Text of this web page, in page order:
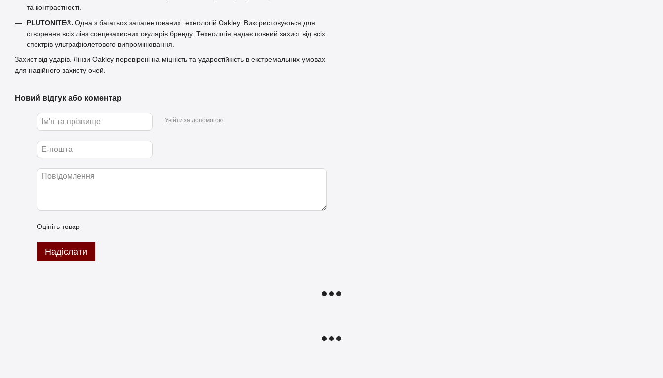
та контрастності.
PLUTONITE®. Одна з багатьох запатентованих технологій Oakley. Використовується для
створення всіх лінз сонцезахисних окулярів бренду. Технологія надає повний захист від всіх
спектрів ультрафіолетового випромінювання.
Захист від ударів. Лінзи Oakley перевірені на міцність та ударостійкість в екстремальних умовах
для надійного захисту очей.
Новий відгук або коментар
Увійти за допомогою
Оцініть товар
Надіслати